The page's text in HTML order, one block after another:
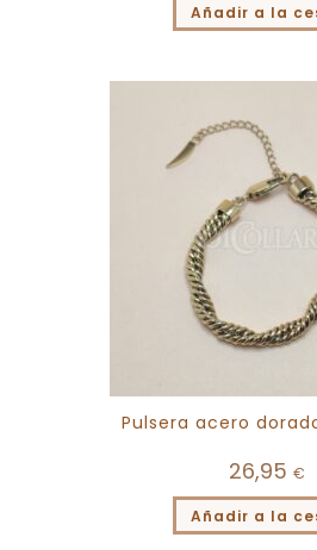
Añadir a la
Pulsera acero
26,95 €
Añadir a la